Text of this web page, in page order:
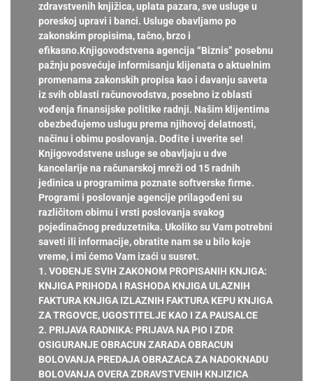
zdravstvenih knjižica, uplata pazara, sve usluge u
poreskoj upravi i banci. Usluge obavljamo po
zakonskim propisima, tačno, brzo i
efikasno.Knjigovodstvena agencija “Biznis” posebnu
pažnju posvećuje informisanju klijenata o aktuelnim
promenama zakonskih propisa kao i davanju saveta
iz svih oblasti računovodstva, posebno iz oblasti
vođenja finansijske politike radnji. Našim klijentima
obezbeđujemo uslugu prema njihovoj delatnosti,
načinu i obimu poslovanja. Dođite i uverite se!
Knjigovodstvene usluge se obavljaju u dve
kancelarije na računarskoj mreži od 15 radnih
jedinica u programima poznate softverske firme.
Programi i poslovanje agencije prilagođeni su
različitom obimu i vrsti poslovanja svakog
pojedinačnog preduzetnika. Ukoliko su Vam potrebni
saveti ili informacije, obratite nam se u bilo koje
vreme, i mi ćemo Vam izaći u susret.
1. VOĐENJE SVIH ZAKONOM PROPISANIH KNJIGA:
KNJIGA PRIHODA I RASHODA KNJIGA ULAZNIH
FAKTURA KNJIGA IZLAZNIH FAKTURA KEPU KNJIGA
ZA TRGOVCE, UGOSTITELJE KAO I ZA PAUSALCE
2. PRIJAVA RADNIKA: PRIJAVA NA PIO I ZDR
OSIGURANJE OBRACUN ZARADA OBRACUN
BOLOVANJA PREDAJA OBRAZACA ZA NADOKNADU
BOLOVANJA OVERA ZDRAVSTVENIH KNJIZICA